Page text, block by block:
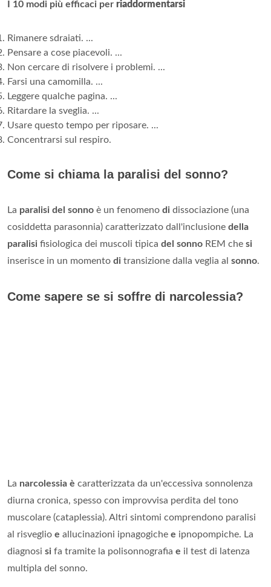
I 10 modi più efficaci per riaddormentarsi
Rimanere sdraiati. ...
Pensare a cose piacevoli. ...
Non cercare di risolvere i problemi. ...
Farsi una camomilla. ...
Leggere qualche pagina. ...
Ritardare la sveglia. ...
Usare questo tempo per riposare. ...
Concentrarsi sul respiro.
Come si chiama la paralisi del sonno?
La paralisi del sonno è un fenomeno di dissociazione (una
cosiddetta parasonnia) caratterizzato dall'inclusione della
paralisi fisiologica dei muscoli tipica del sonno REM che si
inserisce in un momento di transizione dalla veglia al sonno.
Come sapere se si soffre di narcolessia?
La narcolessia è caratterizzata da un'eccessiva sonnolenza
diurna cronica, spesso con improvvisa perdita del tono
muscolare (cataplessia). Altri sintomi comprendono paralisi
al risveglio e allucinazioni ipnagogiche e ipnopompiche. La
diagnosi si fa tramite la polisonnografia e il test di latenza
multipla del sonno.